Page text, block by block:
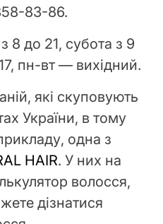
83-86.
8 до 21, субота з 9
пн-вт — вихідний.
які скуповують
України, в тому
одна з
HAIR. У них на
волосся,
дізнатися